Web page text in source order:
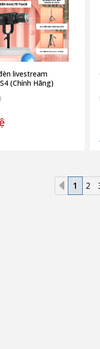
livestream
(Chính Hãng)
1 2